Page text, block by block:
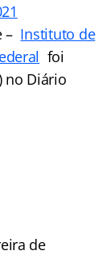
– Instituto de
foi
no Diário
de